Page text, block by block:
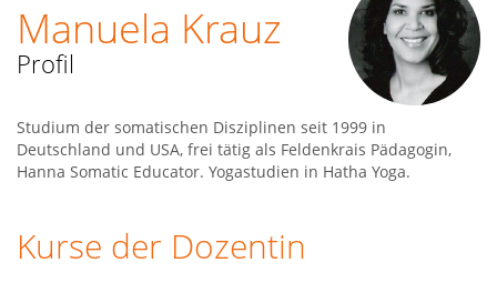
Manuela Krauz
Profil
Studium der somatischen Disziplinen seit 1999 in
Deutschland und USA, frei tätig als Feldenkrais Pädagogin,
Hanna Somatic Educator. Yogastudien in Hatha Yoga.
Kurse der Dozentin